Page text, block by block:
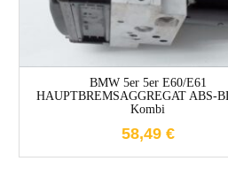
BMW 5er 5er E60/E61
HAUPTBREMSAGGREGAT ABS-
Kombi
58,49 €